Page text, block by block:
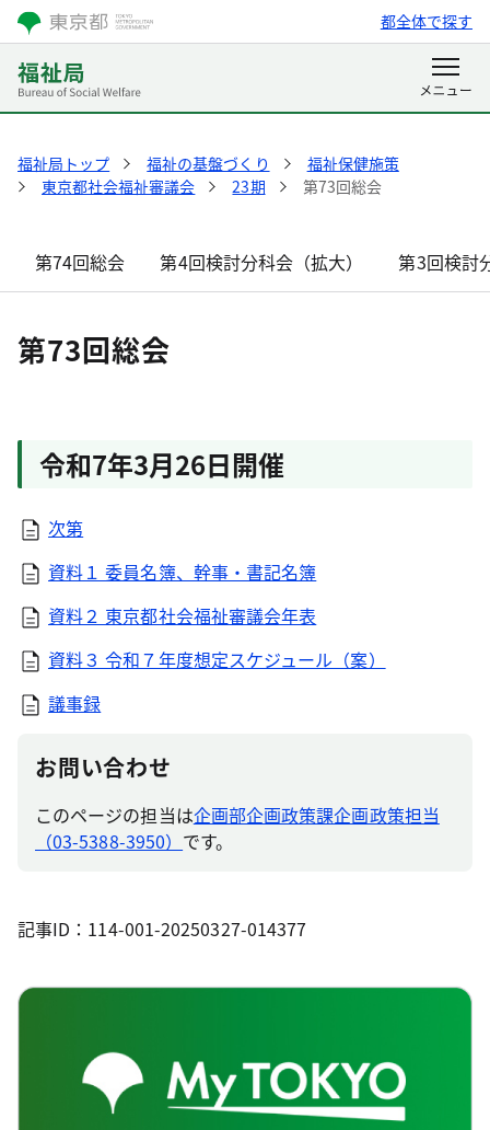
都全体で探す
福祉局トップ 福祉の基盤づくり
福祉保健施策
東京都社会福祉審議会
23期 第73回総会
第74回総会 第4回検討分科会（拡大） 第3回検討
第73回総会
令和7年3月26日開催
次第
資料１ 委員名簿、幹事・書記名簿
資料２ 東京都社会福祉審議会年表
資料３ 令和７年度想定スケジュール（案）
議事録
お問い合わせ
このページの担当は企画部企画政策課企画政策担当
（03-5388-3950） です。
記事ID：114-001-20250327-014377